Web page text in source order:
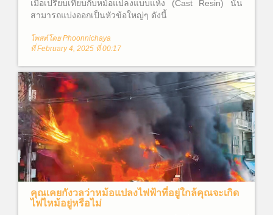
เมื่อเปรียบเทียบกับหม้อแปลงแบบแห้ง (Cast Resin) นั้น
สามารถแบ่งออกเป็นหัวข้อใหญ่ๆ ดังนี้
โพสต์โดย Phoonnichaya
ที่ February 4, 2025 ที่ 00:17
คุณเคยกังวลว่าหม้อแปลงไฟฟ้าที่อยู่ใกล้คุณจะเกิด
ไฟไหม้อยู่หรือไม่